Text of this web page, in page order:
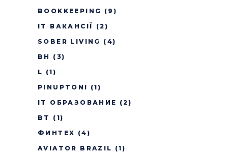
BOOKKEEPING (9)
IT ВАКАНСІЇ
(2)
SOBER LIVING (4)
BH
(3)
L (1)
PINUPTONI (1)
IT ОБРАЗОВАНИЕ (2)
BT
(1)
ФИНТЕХ (4)
AVIATOR BRAZIL (1)